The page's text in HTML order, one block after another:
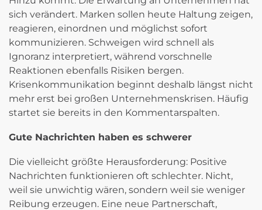
sich verändert. Marken sollen heute Haltung zeigen,
reagieren, einordnen und möglichst sofort
kommunizieren. Schweigen wird schnell als
Ignoranz interpretiert, während vorschnelle
Reaktionen ebenfalls Risiken bergen.
Krisenkommunikation beginnt deshalb längst nicht
mehr erst bei großen Unternehmenskrisen. Häufig
startet sie bereits in den Kommentarspalten.
Gute Nachrichten haben es schwerer
Die vielleicht größte Herausforderung: Positive
Nachrichten funktionieren oft schlechter. Nicht,
weil sie unwichtig wären, sondern weil sie weniger
Reibung erzeugen. Eine neue Partnerschaft,